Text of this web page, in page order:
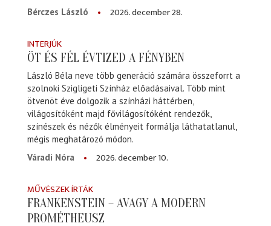
Bérczes László
2026. december 28.
INTERJÚK
ÖT ÉS FÉL ÉVTIZED A FÉNYBEN
László Béla neve több generáció számára összeforrt a
szolnoki Szigligeti Színház előadásaival. Több mint
ötvenöt éve dolgozik a színházi háttérben,
világosítóként majd fővilágosítóként rendezők,
színészek és nézők élményeit formálja láthatatlanul,
mégis meghatározó módon.
Váradi Nóra
2026. december 10.
MŰVÉSZEK ÍRTÁK
FRANKENSTEIN – AVAGY A MODERN
PROMÉTHEUSZ